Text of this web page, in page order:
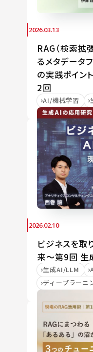
2026.03.13
RAG（検索拡
るメタデータ
の実践ポイン
2回
AI/機械学習
2026.02.10
ビジネスを取
来～第9回 生
生成AI/LLM
ディープラーニ